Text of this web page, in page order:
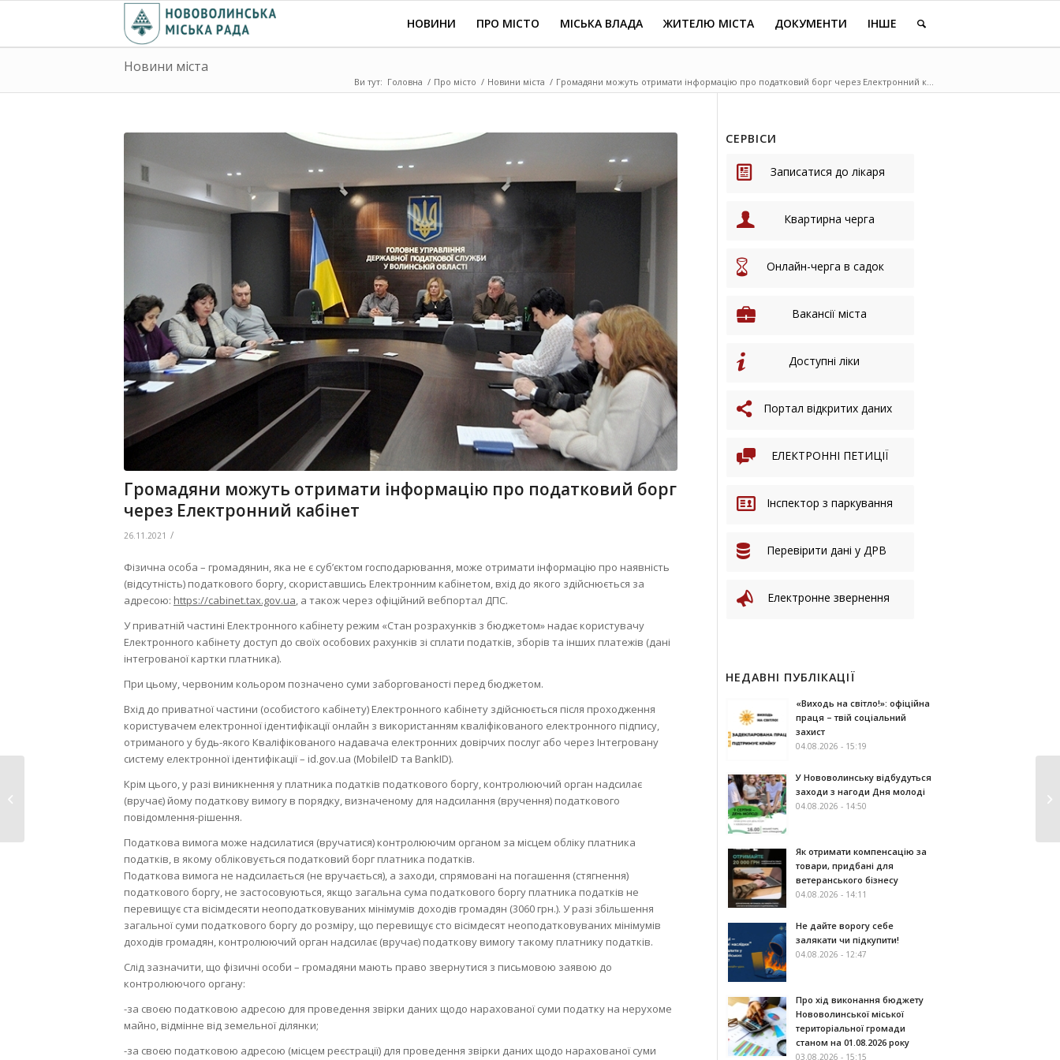
НОВИНИ ПРО МІСТО МІСЬКА ВЛАДА ЖИТЕЛЮ МІСТА ДОКУМЕНТИ ІНШЕ
Новини міста
Ви тут: Головна / Про місто / Новини міста / Громадяни можуть отримати інформацію про податковий борг через Електронний к...
Громадяни можуть отримати інформацію про податковий борг
через Електронний кабінет
26.11.2021 /
Фізична особа – громадянин, яка не є суб’єктом господарювання, може отримати інформацію про наявність
(відсутність) податкового боргу, скориставшись Електронним кабінетом, вхід до якого здійснюється за
адресою: https://cabinet.tax.gov.ua, а також через офіційний вебпортал ДПС.
У приватній частині Електронного кабінету режим «Стан розрахунків з бюджетом» надає користувачу
Електронного кабінету доступ до своїх особових рахунків зі сплати податків, зборів та інших платежів (дані
інтегрованої картки платника).
При цьому, червоним кольором позначено суми заборгованості перед бюджетом.
Вхід до приватної частини (особистого кабінету) Електронного кабінету здійснюється після проходження
користувачем електронної ідентифікації онлайн з використанням кваліфікованого електронного підпису,
отриманого у будь-якого Кваліфікованого надавача електронних довірчих послуг або через Інтегровану
систему електронної ідентифікації – id.gov.ua (MobileID та BankID).
Крім цього, у разі виникнення у платника податків податкового боргу, контролюючий орган надсилає
(вручає) йому податкову вимогу в порядку, визначеному для надсилання (вручення) податкового
повідомлення-рішення.
Податкова вимога може надсилатися (вручатися) контролюючим органом за місцем обліку платника
податків, в якому обліковується податковий борг платника податків.
Податкова вимога не надсилається (не вручається), а заходи, спрямовані на погашення (стягнення)
податкового боргу, не застосовуються, якщо загальна сума податкового боргу платника податків не
перевищує ста вісімдесяти неоподатковуваних мінімумів доходів громадян (3060 грн.). У разі збільшення
загальної суми податкового боргу до розміру, що перевищує сто вісімдесят неоподатковуваних мінімумів
доходів громадян, контролюючий орган надсилає (вручає) податкову вимогу такому платнику податків.
Слід зазначити, що фізичні особи – громадяни мають право звернутися з письмовою заявою до
контролюючого органу:
-за своєю податковою адресою для проведення звірки даних щодо нарахованої суми податку на нерухоме
майно, відмінне від земельної ділянки;
-за своєю податковою адресою (місцем реєстрації) для проведення звірки даних щодо нарахованої суми
СЕРВІСИ
Записатися до лікаря
Квартирна черга
Онлайн-черга в садок
Вакансії міста
Доступні ліки
Портал відкритих даних
ЕЛЕКТРОННІ ПЕТИЦІЇ
Інспектор з паркування
Перевірити дані у ДРВ
Електронне звернення
НЕДАВНІ ПУБЛІКАЦІЇ
«Виходь на світло!»: офіційна
праця – твій соціальний
захист
04.08.2026 - 15:19
У Нововолинську відбудуться
заходи з нагоди Дня молоді
04.08.2026 - 14:50
Як отримати компенсацію за
товари, придбані для
ветеранського бізнесу
04.08.2026 - 14:11
Не дайте ворогу себе
залякати чи підкупити!
04.08.2026 - 12:47
Про хід виконання бюджету
Нововолинської міської
територіальної громади
станом на 01.08.2026 року
03.08.2026 - 15:15